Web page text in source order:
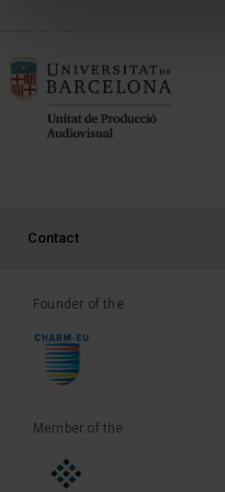
PEU 3
Contact
Founder of the
Member of the